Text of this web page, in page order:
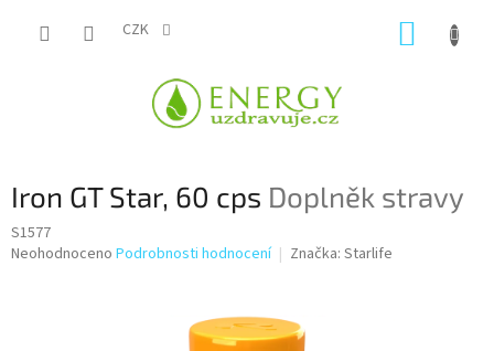
CZK
Iron GT Star, 60 cps Doplněk stravy
S1577
Průměrné
Neohodnoceno Podrobnosti hodnocení Značka: Starlife